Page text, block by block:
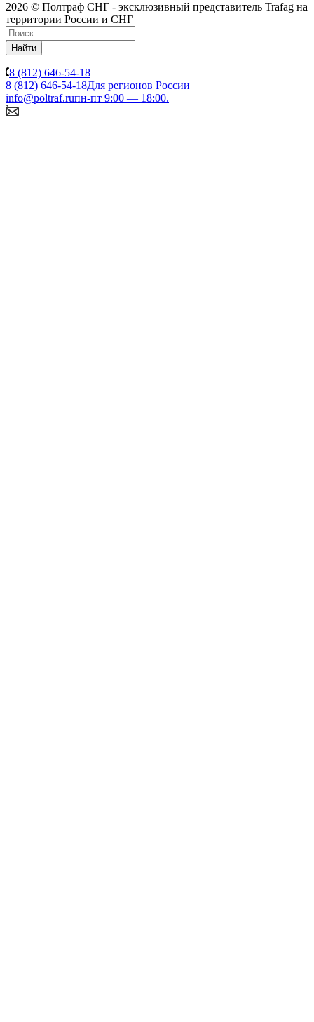
2026 © Полтраф СНГ - эксклюзивный представитель Trafag на
территории России и СНГ
Найти
8 (812) 646-54-18
8 (812) 646-54-18Для регионов России
info@poltraf.ruпн-пт 9:00 — 18:00.